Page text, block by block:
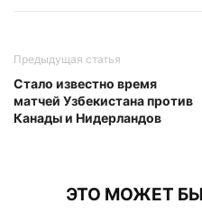
Предыдущая статья
Стало известно время
матчей Узбекистана против
Канады и Нидерландов
ЭТО МОЖЕТ